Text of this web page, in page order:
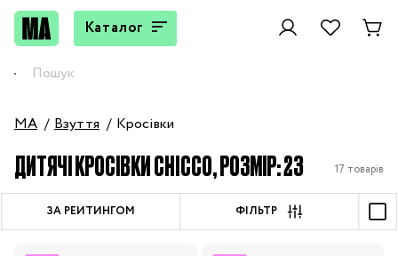
Каталог
MA Взуття Кросівки
ДИТЯЧІ КРОСІВКИ CHICCO, РОЗМІР: 23 17 товарів
ЗА РЕЙТИНГОМ ФІЛЬТР